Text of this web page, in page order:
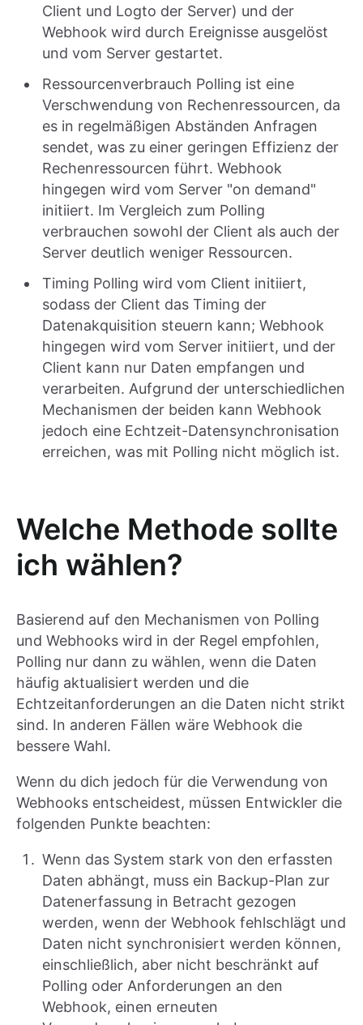
Client und Logto der Server) und der
Webhook wird durch Ereignisse ausgelöst
und vom Server gestartet.
Ressourcenverbrauch Polling ist eine
Verschwendung von Rechenressourcen, da
es in regelmäßigen Abständen Anfragen
sendet, was zu einer geringen Effizienz der
Rechenressourcen führt. Webhook
hingegen wird vom Server "on demand"
initiiert. Im Vergleich zum Polling
verbrauchen sowohl der Client als auch der
Server deutlich weniger Ressourcen.
Timing Polling wird vom Client initiiert,
sodass der Client das Timing der
Datenakquisition steuern kann; Webhook
hingegen wird vom Server initiiert, und der
Client kann nur Daten empfangen und
verarbeiten. Aufgrund der unterschiedlichen
Mechanismen der beiden kann Webhook
jedoch eine Echtzeit-Datensynchronisation
erreichen, was mit Polling nicht möglich ist.
Welche Methode sollte
ich wählen?
Basierend auf den Mechanismen von Polling
und Webhooks wird in der Regel empfohlen,
Polling nur dann zu wählen, wenn die Daten
häufig aktualisiert werden und die
Echtzeitanforderungen an die Daten nicht strikt
sind. In anderen Fällen wäre Webhook die
bessere Wahl.
Wenn du dich jedoch für die Verwendung von
Webhooks entscheidest, müssen Entwickler die
folgenden Punkte beachten:
Wenn das System stark von den erfassten
Daten abhängt, muss ein Backup-Plan zur
Datenerfassung in Betracht gezogen
werden, wenn der Webhook fehlschlägt und
Daten nicht synchronisiert werden können,
einschließlich, aber nicht beschränkt auf
Polling oder Anforderungen an den
Webhook, einen erneuten